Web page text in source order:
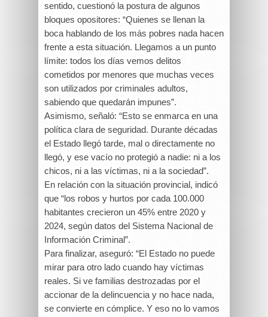
sentido, cuestionó la postura de algunos
bloques opositores: “Quienes se llenan la
boca hablando de los más pobres nada hacen
frente a esta situación. Llegamos a un punto
límite: todos los días vemos delitos
cometidos por menores que muchas veces
son utilizados por criminales adultos,
sabiendo que quedarán impunes”.
Asimismo, señaló: “Esto se enmarca en una
política clara de seguridad. Durante décadas
el Estado llegó tarde, mal o directamente no
llegó, y ese vacío no protegió a nadie: ni a los
chicos, ni a las víctimas, ni a la sociedad”.
En relación con la situación provincial, indicó
que “los robos y hurtos por cada 100.000
habitantes crecieron un 45% entre 2020 y
2024, según datos del Sistema Nacional de
Información Criminal”.
Para finalizar, aseguró: “El Estado no puede
mirar para otro lado cuando hay víctimas
reales. Si ve familias destrozadas por el
accionar de la delincuencia y no hace nada,
se convierte en cómplice. Y eso no lo vamos